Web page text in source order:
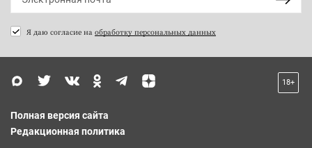
Я даю согласие на обработку персональных данных
18+
Полная версия сайта
Редакционная политика